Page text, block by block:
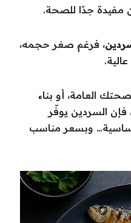
مفيدة جدًا للصحة.
، فرغم صغر حجمه،
العامة، أو بناء
السردين يوفّر
وبسعر مناسب